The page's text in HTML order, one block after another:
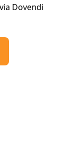
Dovendi